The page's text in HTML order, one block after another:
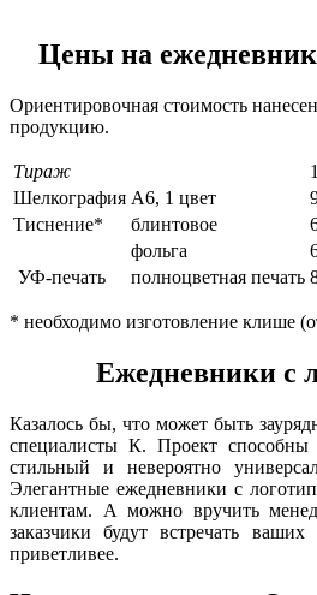
Цены на
Ориентировочная стоимость
продукцию.
Тираж
Шелкография А6, 1 цвет
Тиснение*
блинтовое
фольга
УФ-печать
полноцветная печать
* необходимо изготовление клише
Ежедневники с
Казалось бы, что может быть
специалисты К. Проект способны
стильный и невероятно
Элегантные ежедневники с
клиентам. А можно вручить
заказчики будут встречать ваших
приветливее.